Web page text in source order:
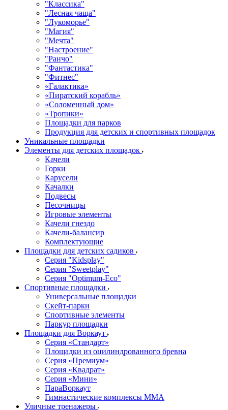
"Классика"
"Лесная чаща"
"Лукоморье"
"Магия"
"Мечта"
"Настроение"
"Ранчо"
"Фантастика"
"Фитнес"
«Галактика»
«Пиратский корабль»
«Соломенный дом»
«Тропики»
Площадки для парков
Продукция для детских и спортивных площадок
Уникальные площадки
Элементы для детских площадок
Качели
Горки
Карусели
Качалки
Подвесы
Песочницы
Игровые элементы
Качели гнездо
Качели-балансир
Комплектующие
Площадки для детских садиков
Серия "Kidsplay"
Серия "Sweetplay"
Серия "Оptimum-Еco"
Спортивные площадки
Универсальные площадки
Скейт-парки
Спортивные элементы
Паркур площадки
Площадки для Воркаут
Серия «Стандарт»
Площадки из оцилиндрованного бревна
Серия «Премиум»
Серия «Квадрат»
Серия «Мини»
ПараВоркаут
Гимнастические комплексы ММА
Уличные тренажеры